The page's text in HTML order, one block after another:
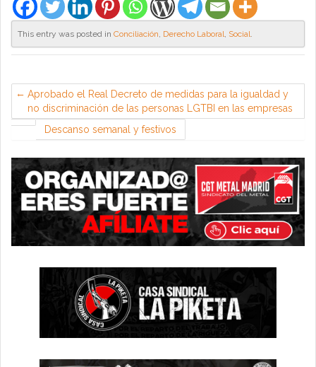
This entry was posted in Conciliación, Derecho Laboral, Social.
Aprobado el Real Decreto de medidas para la igualdad y
no discriminación de las personas LGTBI en las empresas
Descanso semanal y festivos